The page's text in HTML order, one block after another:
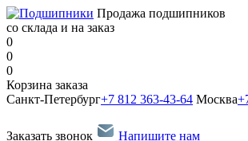
Продажа подшипников
со склада и на заказ
0
0
0
Корзина заказа
Санкт-Петербург+7 812 363-43-64 Москва
Заказать звонок
Напишите нам